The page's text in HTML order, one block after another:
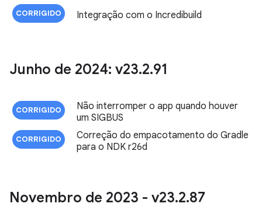
CORRIGIDO Integração com o Incredibuild
Junho de 2024: v23.2.91
CORRIGIDO
Não interromper o app quando houver
um SIGBUS
CORRIGIDO
Correção do empacotamento do Gradle
para o NDK r26d
Novembro de 2023 - v23.2.87